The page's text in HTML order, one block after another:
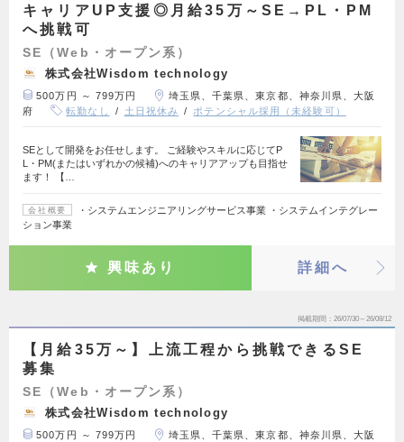
キャリアUP支援◎月給35万～SE→PL・PM
へ挑戦可
SE（Web・オープン系）
株式会社Wisdom technology
500万円 ～ 799万円
埼玉県、千葉県、東京都、神奈川県、大阪
府
転勤なし 土日祝休み ポテンシャル採用（未経験可）
SEとして開発をお任せします。 ご経験やスキルに応じてP
L・PM(またはいずれかの候補)へのキャリアアップも目指せ
ます！ 【…
会社概要
・システムエンジニアリングサービス事業 ・システムインテグレー
ション事業
興味あり 詳細へ
掲載期間 26/07/30～26/08/12
【月給35万～】上流工程から挑戦できるSE
募集
SE（Web・オープン系）
株式会社Wisdom technology
500万円 ～ 799万円
埼玉県、千葉県、東京都、神奈川県、大阪